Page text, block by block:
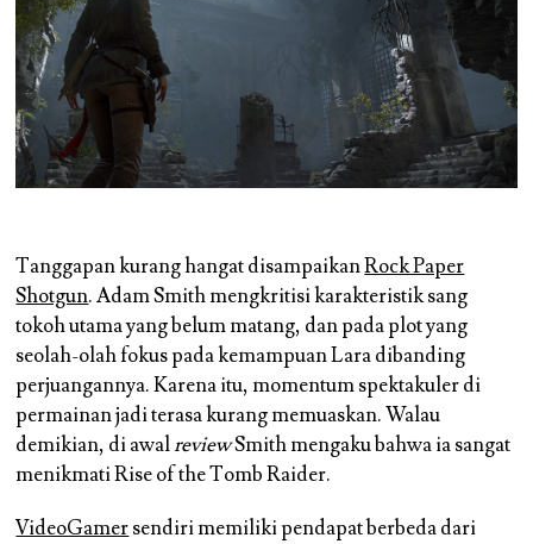
Tanggapan kurang hangat disampaikanRock Paper
Shotgun. Adam Smith mengkritisi karakteristik sang
tokoh utama yang belum matang, dan pada plot yang
seolah-olah fokus pada kemampuan Lara dibanding
perjuangannya. Karena itu, momentum spektakuler di
permainan jadi terasa kurang memuaskan. Walau
demikian, di awalreviewSmith mengaku bahwa ia sangat
menikmati Rise of the Tomb Raider.
VideoGamersendiri memiliki pendapat berbeda dari